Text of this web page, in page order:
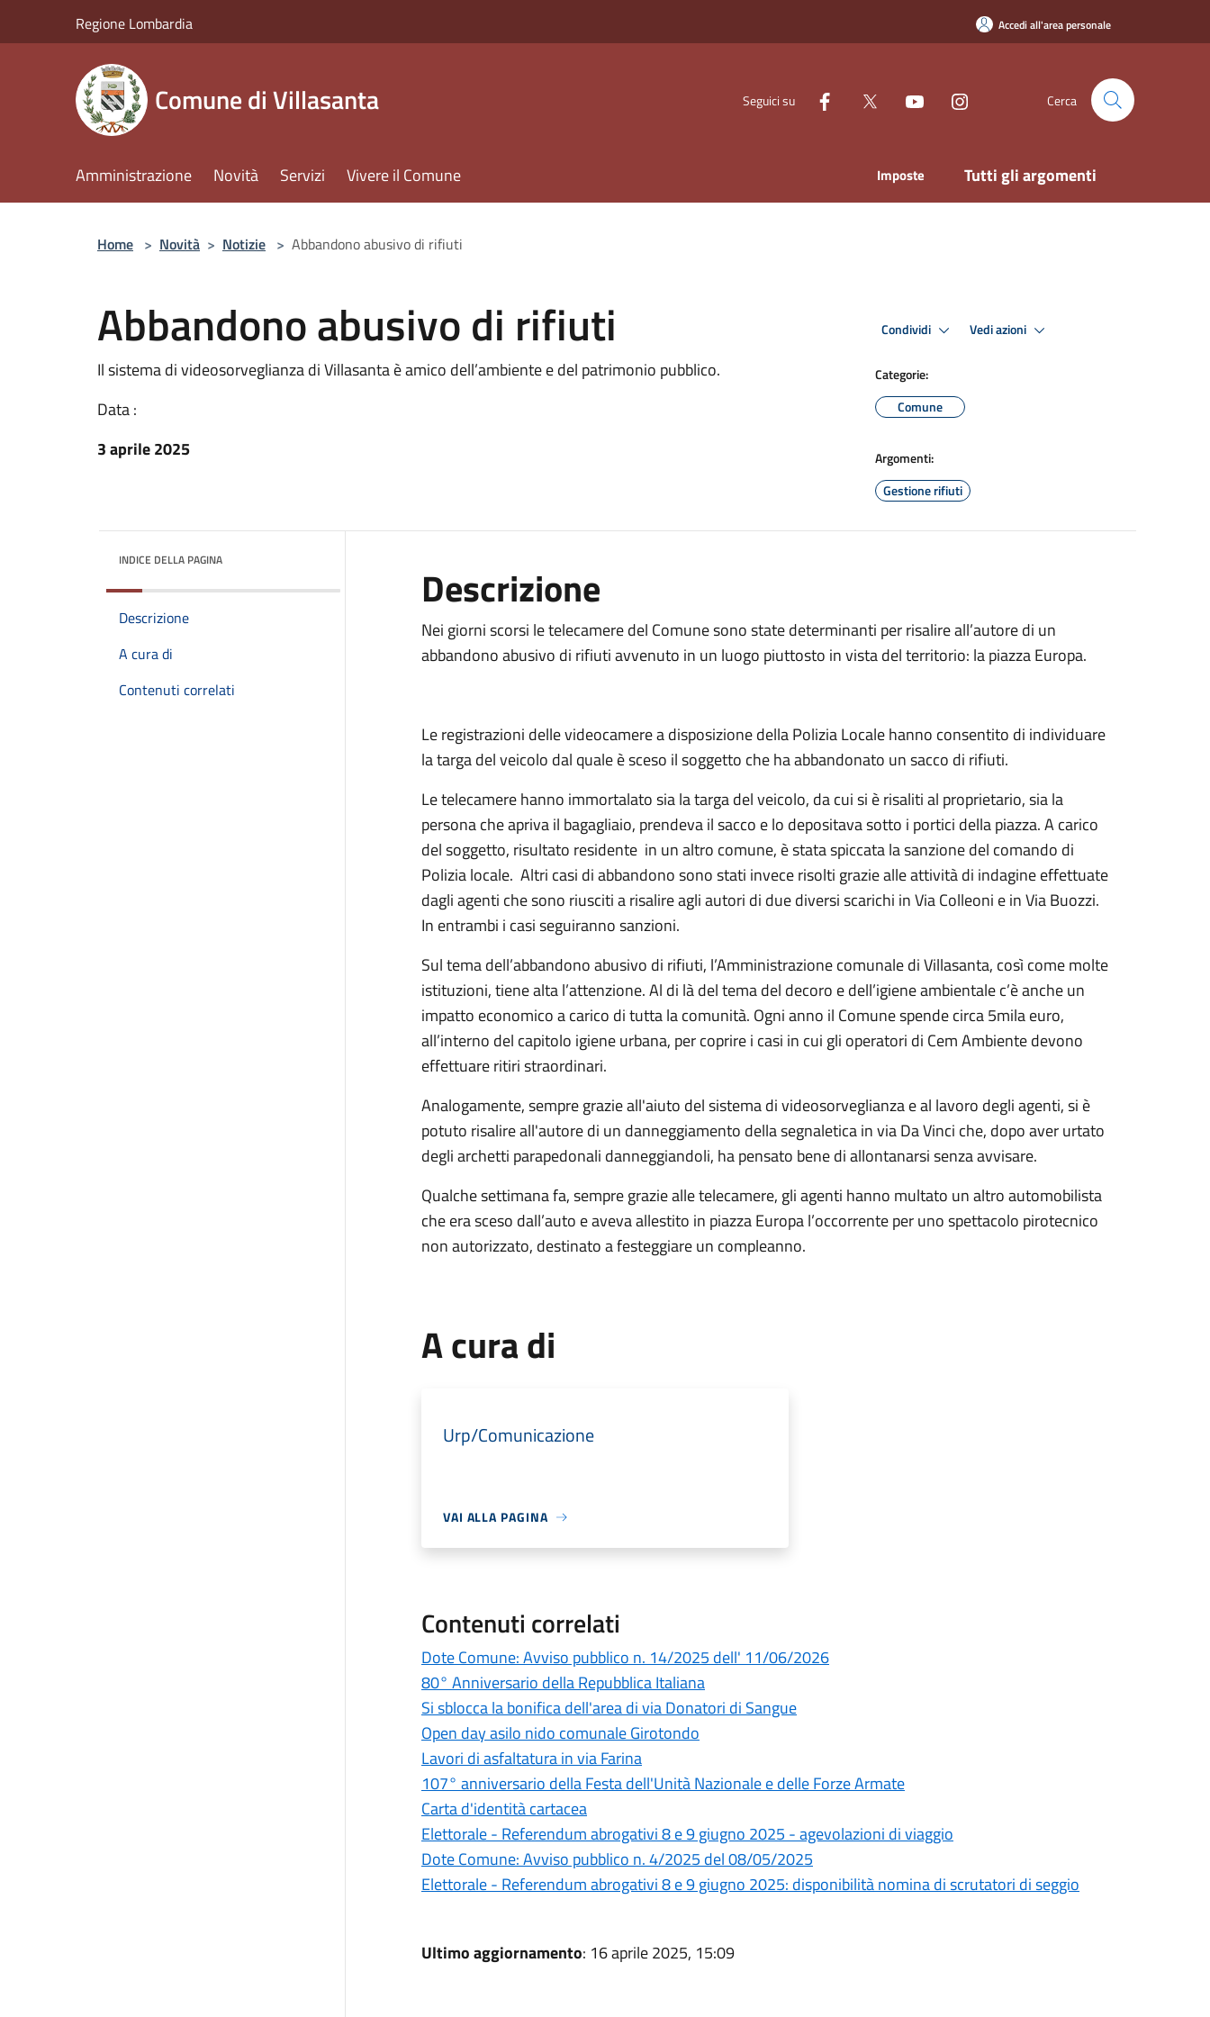
Regione Lombardia Accedi all'area personale
Comune di Villasanta Seguici su Cerca
Amministrazione Novità Servizi Vivere il Comune Imposte Tutti gli argomenti
Home > Novità > Notizie > Abbandono abusivo di rifiuti
Abbandono abusivo di rifiuti
Il sistema di videosorveglianza di Villasanta è amico dell’ambiente e del patrimonio pubblico.
Data :
3 aprile 2025
Condividi Vedi azioni
Categorie:
Comune
Argomenti:
Gestione rifiuti
INDICE DELLA PAGINA
Descrizione
A cura di
Contenuti correlati
Descrizione
Nei giorni scorsi le telecamere del Comune sono state determinanti per risalire all’autore di un
abbandono abusivo di rifiuti avvenuto in un luogo piuttosto in vista del territorio: la piazza Europa.
Le registrazioni delle videocamere a disposizione della Polizia Locale hanno consentito di individuare
la targa del veicolo dal quale è sceso il soggetto che ha abbandonato un sacco di rifiuti.
Le telecamere hanno immortalato sia la targa del veicolo, da cui si è risaliti al proprietario, sia la
persona che apriva il bagagliaio, prendeva il sacco e lo depositava sotto i portici della piazza. A carico
del soggetto, risultato residente in un altro comune, è stata spiccata la sanzione del comando di
Polizia locale. Altri casi di abbandono sono stati invece risolti grazie alle attività di indagine effettuate
dagli agenti che sono riusciti a risalire agli autori di due diversi scarichi in Via Colleoni e in Via Buozzi.
In entrambi i casi seguiranno sanzioni.
Sul tema dell’abbandono abusivo di rifiuti, l’Amministrazione comunale di Villasanta, così come molte
istituzioni, tiene alta l’attenzione. Al di là del tema del decoro e dell’igiene ambientale c’è anche un
impatto economico a carico di tutta la comunità. Ogni anno il Comune spende circa 5mila euro,
all’interno del capitolo igiene urbana, per coprire i casi in cui gli operatori di Cem Ambiente devono
effettuare ritiri straordinari.
Analogamente, sempre grazie all'aiuto del sistema di videosorveglianza e al lavoro degli agenti, si è
potuto risalire all'autore di un danneggiamento della segnaletica in via Da Vinci che, dopo aver urtato
degli archetti parapedonali danneggiandoli, ha pensato bene di allontanarsi senza avvisare.
Qualche settimana fa, sempre grazie alle telecamere, gli agenti hanno multato un altro automobilista
che era sceso dall’auto e aveva allestito in piazza Europa l’occorrente per uno spettacolo pirotecnico
non autorizzato, destinato a festeggiare un compleanno.
A cura di
Urp/Comunicazione
VAI ALLA PAGINA
Contenuti correlati
Dote Comune: Avviso pubblico n. 14/2025 dell' 11/06/2026
80° Anniversario della Repubblica Italiana
Si sblocca la bonifica dell'area di via Donatori di Sangue
Open day asilo nido comunale Girotondo
Lavori di asfaltatura in via Farina
107° anniversario della Festa dell'Unità Nazionale e delle Forze Armate
Carta d'identità cartacea
Elettorale - Referendum abrogativi 8 e 9 giugno 2025 - agevolazioni di viaggio
Dote Comune: Avviso pubblico n. 4/2025 del 08/05/2025
Elettorale - Referendum abrogativi 8 e 9 giugno 2025: disponibilità nomina di scrutatori di seggio
Ultimo aggiornamento: 16 aprile 2025, 15:09